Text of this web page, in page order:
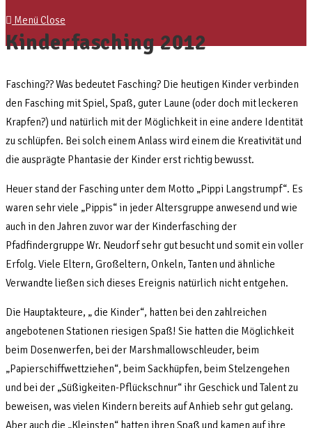
MenüClose
Kinderfasching 2012
Fasching?? Was bedeutet Fasching? Die heutigen Kinder verbinden
den Fasching mit Spiel, Spaß, guter Laune (oder doch mit leckeren
Krapfen?) und natürlich mit der Möglichkeit in eine andere Identität
zu schlüpfen. Bei solch einem Anlass wird einem die Kreativität und
die ausprägte Phantasie der Kinder erst richtig bewusst.
Heuer stand der Fasching unter dem Motto „Pippi Langstrumpf“. Es
waren sehr viele „Pippis“ in jeder Altersgruppe anwesend und wie
auch in den Jahren zuvor war der Kinderfasching der
Pfadfindergruppe Wr. Neudorf sehr gut besucht und somit ein voller
Erfolg. Viele Eltern, Großeltern, Onkeln, Tanten und ähnliche
Verwandte ließen sich dieses Ereignis natürlich nicht entgehen.
Die Hauptakteure, „ die Kinder“, hatten bei den zahlreichen
angebotenen Stationen riesigen Spaß! Sie hatten die Möglichkeit
beim Dosenwerfen, bei der Marshmallowschleuder, beim
„Papierschiffwettziehen“, beim Sackhüpfen, beim Stelzengehen
und bei der „Süßigkeiten-Pflückschnur“ ihr Geschick und Talent zu
beweisen, was vielen Kindern bereits auf Anhieb sehr gut gelang.
Aber auch die „Kleinsten“ hatten ihren Spaß und kamen auf ihre